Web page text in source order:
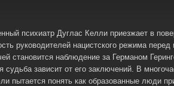
психиатр Дуглас Келли приезжает в
руководителей нацистского режима
становится наблюдение за Германом
судьба зависит от его заключений. В
пытается понять как образованные люди